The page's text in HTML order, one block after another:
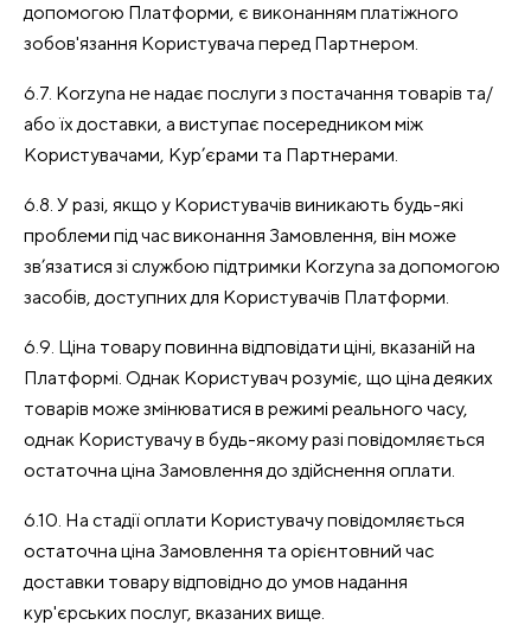
допомогою Платформи, є виконанням платіжного
зобов'язання Користувача перед Партнером.
6.7. Korzyna не надає послуги з постачання товарів та/
або їх доставки, а виступає посередником між
Користувачами, Кур’єрами та Партнерами.
6.8. У разі, якщо у Користувачів виникають будь-які
проблеми під час виконання Замовлення, він може
зв’язатися зі службою підтримки Korzyna за допомогою
засобів, доступних для Користувачів Платформи.
6.9. Ціна товару повинна відповідати ціні, вказаній на
Платформі. Однак Користувач розуміє, що ціна деяких
товарів може змінюватися в режимі реального часу,
однак Користувачу в будь-якому разі повідомляється
остаточна ціна Замовлення до здійснення оплати.
6.10. На стадії оплати Користувачу повідомляється
остаточна ціна Замовлення та орієнтовний час
доставки товару відповідно до умов надання
кур'єрських послуг, вказаних вище.